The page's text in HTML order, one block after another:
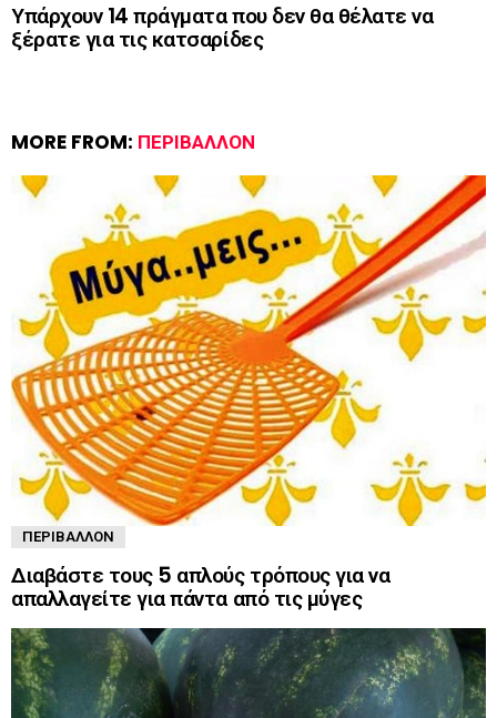
Υπάρχουν 14 πράγματα που δεν θα θέλατε να
ξέρατε για τις κατσαρίδες
MORE FROM: ΠΕΡΙΒΆΛΛΟΝ
ΠΕΡΙΒΆΛΛΟΝ
Διαβάστε τους 5 απλούς τρόπους για να
απαλλαγείτε για πάντα από τις μύγες